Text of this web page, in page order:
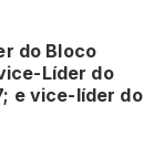
do Bloco
Líder do
e vice-líder do